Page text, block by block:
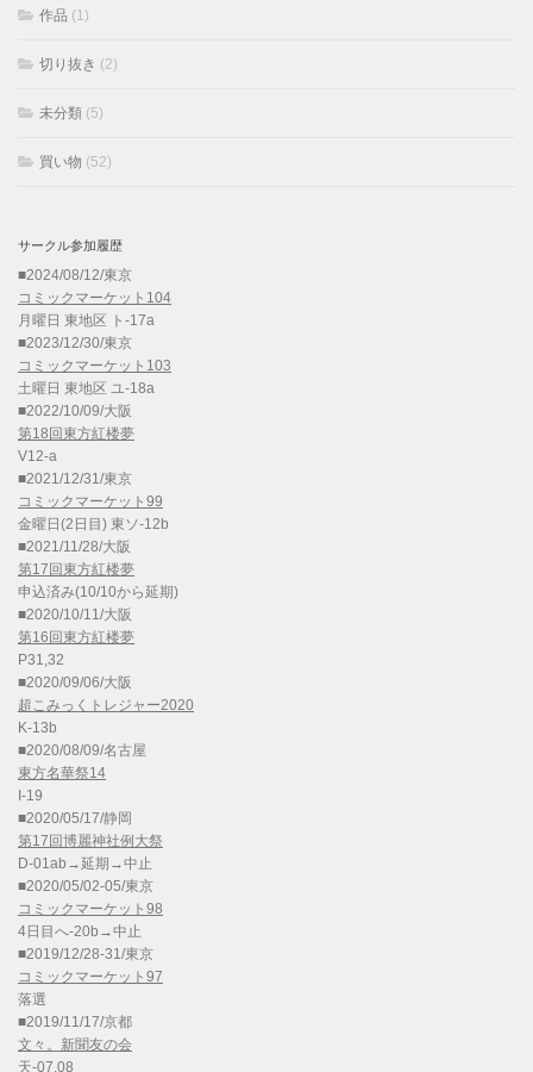
作品 (1)
切り抜き (2)
未分類 (5)
買い物 (52)
サークル参加履歴
■2024/08/12/東京
コミックマーケット104
月曜日 東地区 ト-17a
■2023/12/30/東京
コミックマーケット103
土曜日 東地区 ユ-18a
■2022/10/09/大阪
第18回東方紅楼夢
V12-a
■2021/12/31/東京
コミックマーケット99
金曜日(2日目) 東ソ-12b
■2021/11/28/大阪
第17回東方紅楼夢
申込済み(10/10から延期)
■2020/10/11/大阪
第16回東方紅楼夢
P31,32
■2020/09/06/大阪
超こみっくトレジャー2020
K-13b
■2020/08/09/名古屋
東方名華祭14
I-19
■2020/05/17/静岡
第17回博麗神社例大祭
D-01ab→延期→中止
■2020/05/02-05/東京
コミックマーケット98
4日目へ-20b→中止
■2019/12/28-31/東京
コミックマーケット97
落選
■2019/11/17/京都
文々。新聞友の会
天-07,08